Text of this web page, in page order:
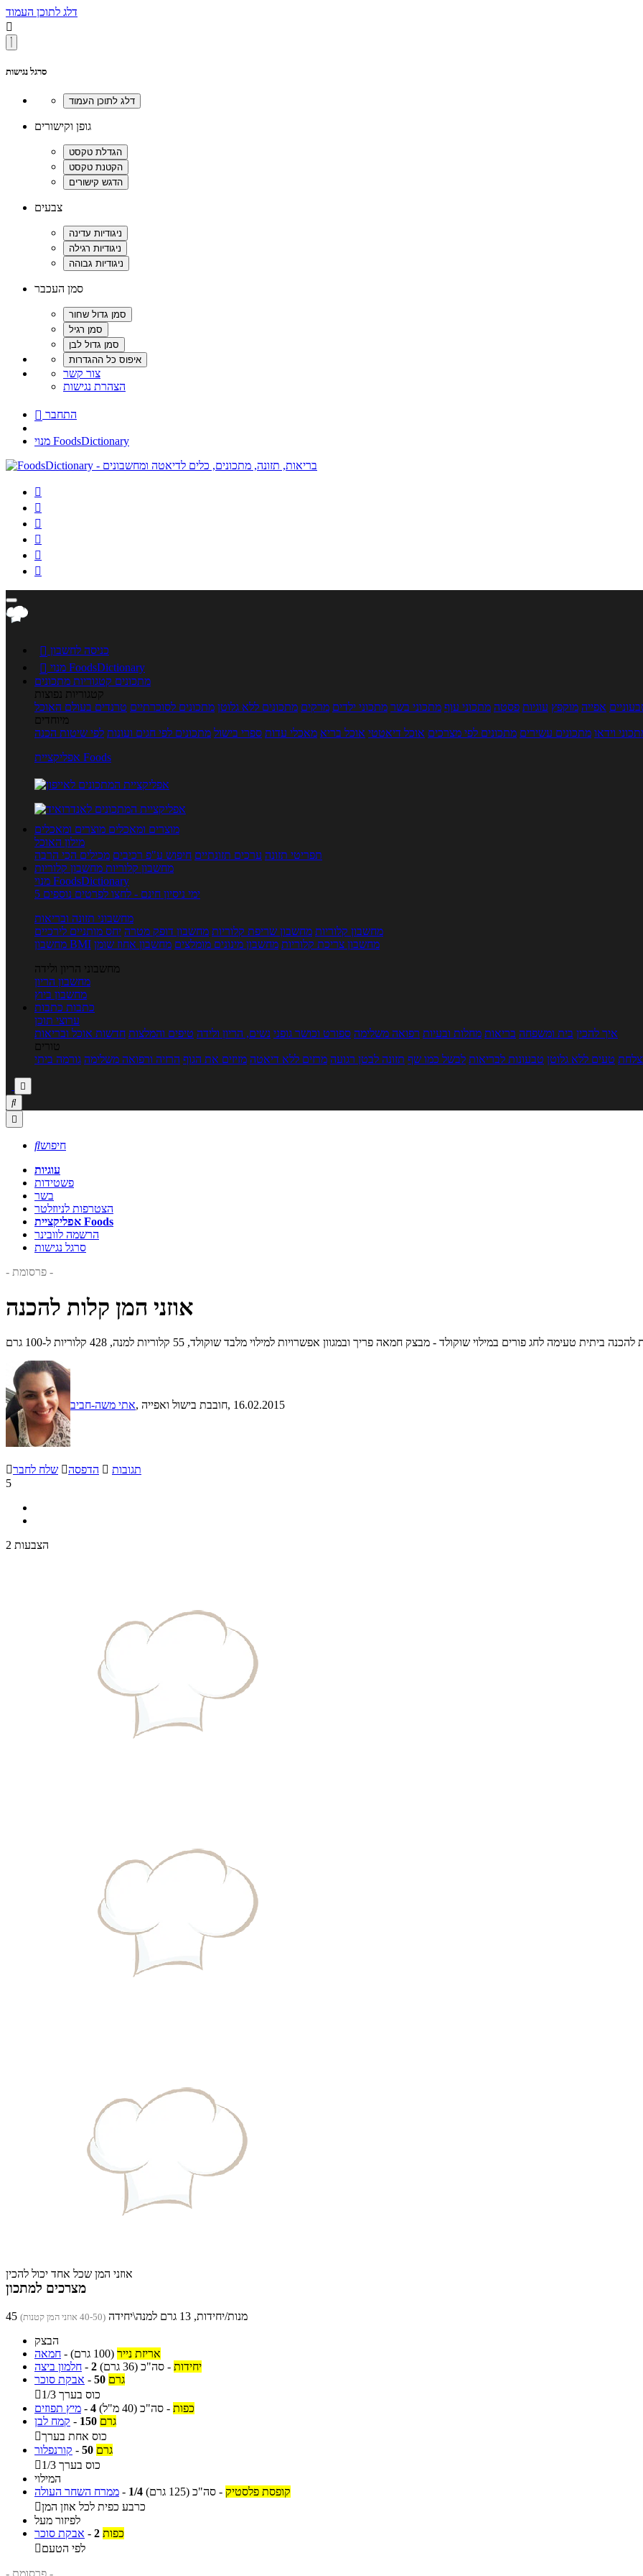
דלג לתוכן העמוד

סרגל נגישות
גופן וקישורים
צבעים
סמן העכבר
צור קשר
הצהרת נגישות
 התחבר
מנוי FoodsDictionary






 כניסה לחשבון

מנוי FoodsDictionary
מתכונים קטגוריות מתכונים
קטגוריות נפוצות
אפייה מוקפץ עוגיות פסטה מתכוני עוף מתכוני בשר מתכוני ילדים מרקים מתכונים ללא גלוטן מתכונים לסוכרתיים טרנדים בעולם האוכל
מיוחדים
וידאו מתכונים עשירים מתכונים לפי מצרכים אוכל דיאטטי אוכל בריא מאכלי עדות ספרי בישול מתכונים לפי חגים ועונות לפי שיטות הכנה
אפליקציית Foods
מוצרים ומאכלים מוצרים ומאכלים
מילון האוכל
תפריטי תזונה ערכים תזונתיים חיפוש ע"פ רכיבים מכילים הכי הרבה
מחשבון קלוריות מחשבון קלוריות
מנוי FoodsDictionary
5 ימי ניסיון חינם - לחצו לפרטים נוספים
מחשבוני תזונה ובריאות
מחשבון קלוריות מחשבון שריפת קלוריות מחשבון דופק מטרה יחס מותניים לירכיים
מחשבון BMI
מחשבון צריכת קלוריות מחשבון מינונים מומלצים מחשבון אחוז שומן
מחשבוני הריון ולידה
מחשבון הריון
מחשבון ביוץ
כתבות כתבות
ערוצי תוכן
איך להכין בית ומשפחה בריאות מחלות ובעיות רפואה משלימה ספורט וכושר גופני נשים, הריון ולידה טיפים והמלצות חדשות אוכל ובריאות
טורים
טעים ללא גלוטן טבעונות לבריאות לבשל כמו שף תזונה לבטן רגועה מרזים ללא דיאטה מזיזים את הגוף הרזיה ורפואה משלימה גורמה ביתי



חיפוש
עוגיות
פשטידות
בשר
הצטרפות לניוזלטר
אפליקציית Foods
הרשמה לוובינר
סרגל נגישות
- פרסומת -
אוזני המן קלות להכנה
ביתית טעימה לחג פורים במילוי שוקולד - מבצק חמאה פריך ובמגוון אפשרויות למילוי מלבד שוקולד, 55 קלוריות למנה, 428 קלוריות ל-100 גרם
אתי משה-חביב , חובבת בישול ואפייה, 16.02.2015
שלח לחבר הדפסה  תגובות
5
2 הצבעות
אוזני המן שכל אחד יכול להכין
מצרכים למתכון
45 מנות/יחידות, 13 גרם למנה\יחידה (40-50 אוזני המן קטנות)
הבצק
חמאה - אריזת נייר (100 גרם)
חלמון ביצה - 2 יחידות - סה"כ (36 גרם)
אבקת סוכר - 50 גרם

1/3 כוס בערך
מיץ תפוזים - 4 כפות - סה"כ (40 מ"ל)
קמח לבן - 150 גרם
כוס אחת בערך
קורנפלור - 50 גרם

1/3 כוס בערך
המילוי
ממרח השחר העולה - 1/4 קופסת פלסטיק - סה"כ (125 גרם)
כרבע כפית לכל אוזן המן
לפיזור מעל
אבקת סוכר - 2 כפות
לפי הטעם
- פרסומת -